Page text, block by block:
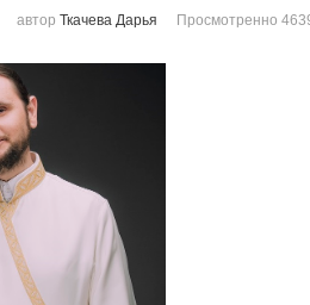
автор Ткачева Дарья Просмотренно